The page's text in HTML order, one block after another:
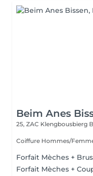
Beim Anes
25, ZAC Klengbousbierg
Coiffure Hommes/
Forfait Mèches +
Forfait Mèches +